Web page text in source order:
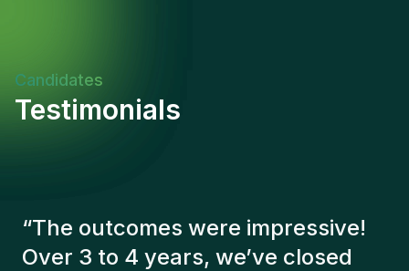
Candidates
Testimonials
“The Gentis consultants have
always taken a number of factors